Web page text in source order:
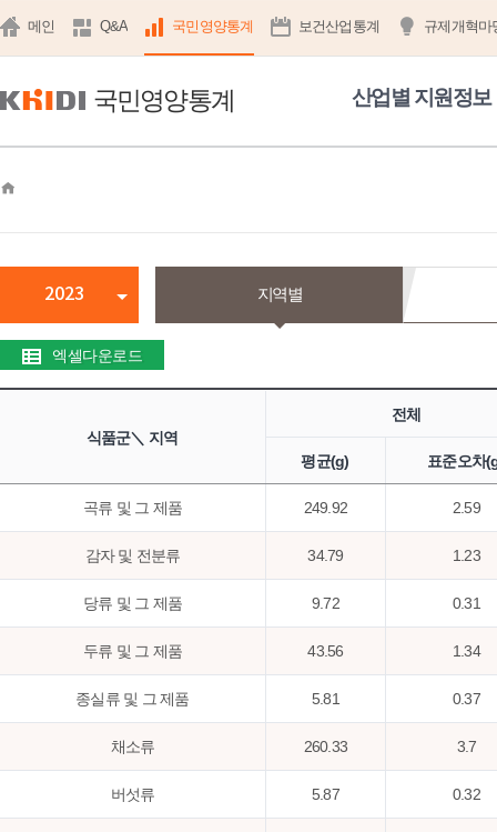
메인 Q&A 국민영양통계 보건산업통계 규제개혁마
국민영양통계 산업별 지원정보
home
2023 지역별
엑셀다운로드
식품군＼ 지역
전체
평균(g) 표준오차
곡류 및 그 제품 249.92 2.59
감자 및 전분류 34.79 1.23
당류 및 그 제품 9.72 0.31
두류 및 그 제품 43.56 1.34
종실류 및 그 제품 5.81 0.37
채소류 260.33 3.7
버섯류 5.87 0.32